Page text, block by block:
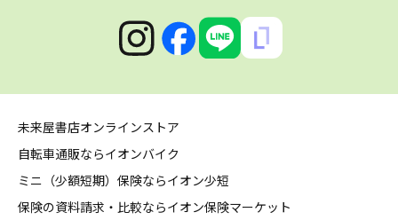
未来屋書店オンラインストア
自転車通販ならイオンバイク
ミニ（少額短期）保険ならイオン少短
保険の資料請求・比較ならイオン保険マーケット